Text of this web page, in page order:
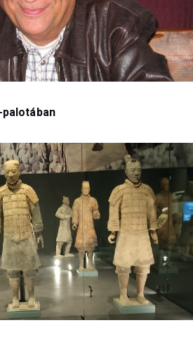
palotában